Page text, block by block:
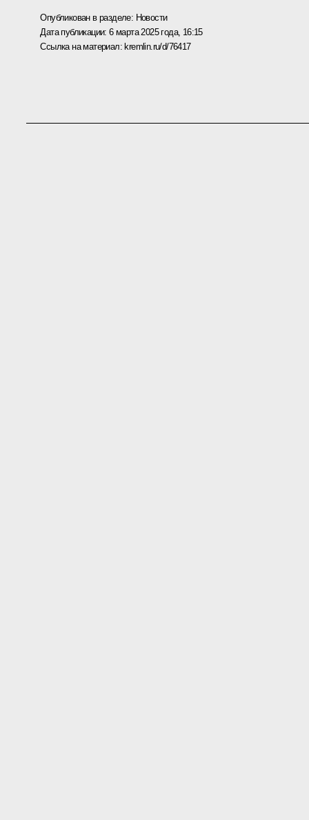
Опубликован в разделе: Новости
Дата публикации:6 марта 2025 года, 16:15
Ссылка на материал: kremlin.ru/d/76417